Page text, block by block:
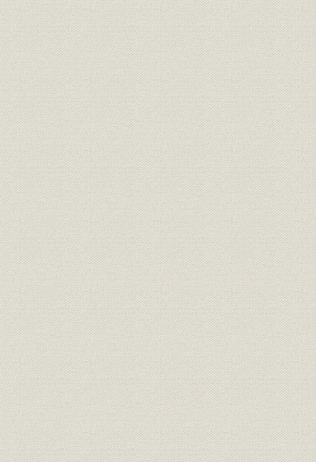
靴;風俗
「調練歩行の図」よし藤画 慶応
3年幕府軍の歩兵によるフラン
ス式訓練の情景。指揮官や軍楽
隊は靴ばきだが、一般兵はほと
んど草履ばきであった。(浅井収
氏蔵)
慶応3年
設備 欧米の手製靴時代の工具
広告宣伝
明治3年12月8日付「横浜毎日新
聞」に西村勝三が出した求人広
告
明治3年
広告宣伝
日露戦争当時、朝日新聞に掲出
された靴の広告
[明治37年
事業所
明治15年、銀座尾張町2丁目15
番地に開店した「レマルシャン
靴店」。
明治15年
技術;経営者
オランダ出身の靴師の先覚者 エ
フ・ジェ・レマルシャン
商品;広告宣伝
伊勢勝造靴場の靴のカタログ。
西村勝三の出身地である千葉県
佐倉市で最近発見された日本で
最初の靴のカタログ。
販売
桜組銀座店の製靴注文帳。(明治
10年ごろ)
明治10年
明治6年、米欧使節団一行、ワ
シントンで写す。皆、靴を履い
ている。正使の岩倉は、和服の